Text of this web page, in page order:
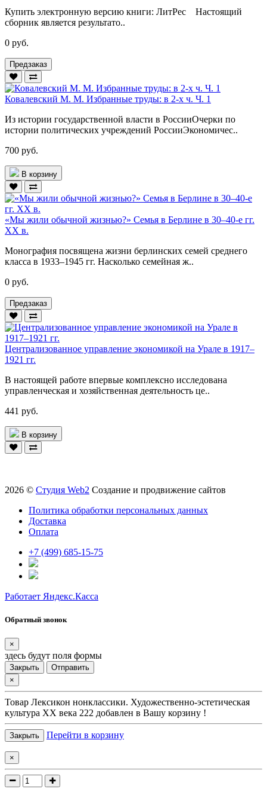
Купить электронную версию книги: ЛитРес Настоящий
сборник является результато..
0 руб.
Предзаказ
Ковалевский М. М. Избранные труды: в 2-х ч. Ч. 1
Из истории государственной власти в РоссииОчерки по
истории политических учреждений РоссииЭкономичес..
700 руб.
В корзину
«Мы жили обычной жизнью?» Семья в Берлине в 30–40-е гг.
ХХ в.
Монография посвящена жизни берлинских семей среднего
класса в 1933–1945 гг. Насколько семейная ж..
0 руб.
Предзаказ
Централизованное управление экономикой на Урале в 1917–
1921 гг.
В настоящей работе впервые комплексно исследована
управленческая и хозяйственная деятельность це..
441 руб.
В корзину
2026 © Студия Web2 Создание и продвижение сайтов
Политика обработки персональных данных
Доставка
Оплата
+7 (499) 685-15-75
Работает Яндекс.Касса
Обратный звонок
×
здесь будут поля формы
Закрыть
Отправить
×
Товар Лексикон нонклассики. Художественно-эстетическая
культура XX века 222 добавлен в Вашу корзину !
Закрыть Перейти в корзину
×